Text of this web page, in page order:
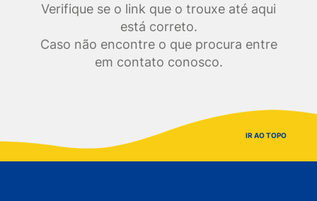
Verifique se o link que o trouxe até aqui
está correto.
Caso não encontre o que procura entre
em contato conosco.
IR AO TOPO